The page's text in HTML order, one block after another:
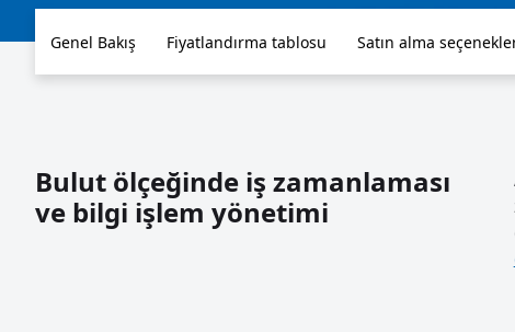
Genel Bakış Fiyatlandırma tablosu Satın alma
Bulut ölçeğinde iş zamanlaması
ve bilgi işlem yönetimi